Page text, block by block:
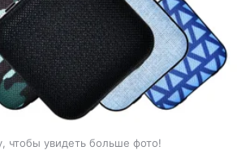
чтобы увидеть больше фото!